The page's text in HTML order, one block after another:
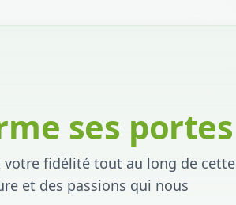
ses portes
fidélité tout au long de cette
et des passions qui nous